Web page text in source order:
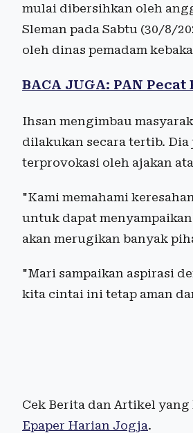
mulai dibersihkan oleh
Sleman pada Sabtu (30/8/
oleh dinas pemadam
BACA JUGA: PAN
Ihsan mengimbau
dilakukan secara tertib.
terprovokasi oleh ajakan
"Kami memahami
untuk dapat
akan merugikan banyak
"Mari sampaikan aspirasi
kita cintai ini tetap aman
Cek Berita dan Artikel yang
Epaper Harian Jogja.